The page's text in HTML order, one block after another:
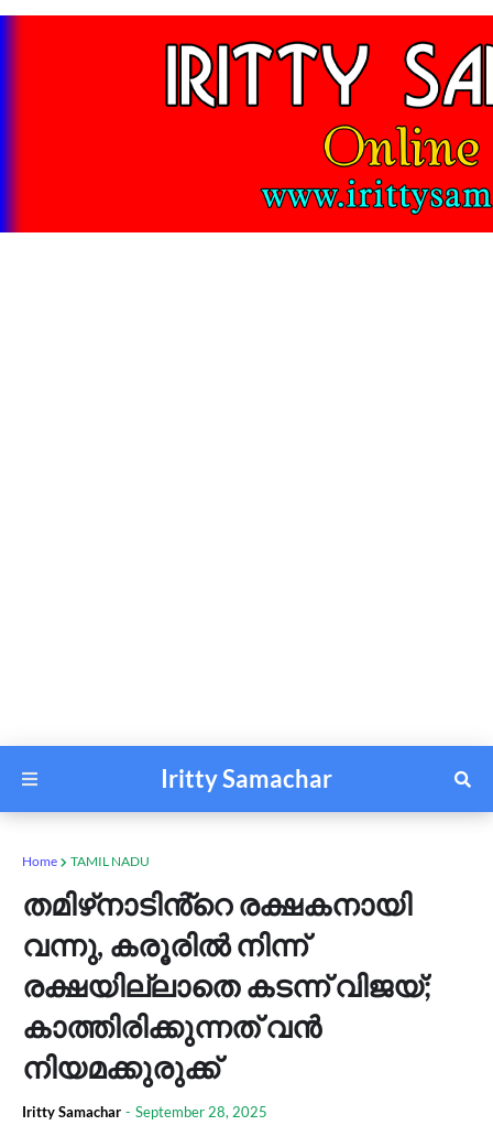
Iritty Samachar
Home TAMIL NADU
തമിഴ്‌നാടിൻ്റെ രക്ഷകനായി
വന്നു, കരൂരിൽ നിന്ന്
രക്ഷയില്ലാതെ കടന്ന് വിജയ്;
കാത്തിരിക്കുന്നത് വൻ
നിയമക്കുരുക്ക്
Iritty Samachar - September 28, 2025